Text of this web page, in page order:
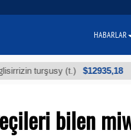
turşusy (t.) $12935,18
bilen
HABARLAR